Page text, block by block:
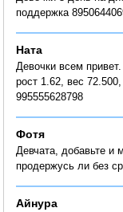
поддержка
Ната
Девочки всем
рост 1.62, вес
995555628798
Фотя
Девчата, добавьте и
продержусь ли без
Айнура